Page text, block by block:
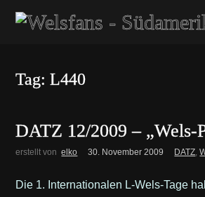
Tag: L440
DATZ 12/2009 – „Wels-
erstellt von elko 30. November 2009 DATZ,
Die 1. Internationalen L-Wels-Tage